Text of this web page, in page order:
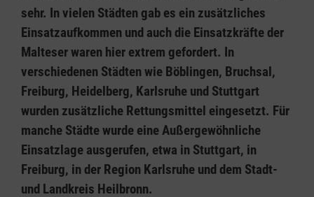
sehr. In vielen Städten gab es ein zusätzliches
Einsatzaufkommen und auch die Einsatzkräfte der
Malteser waren hier extrem gefordert. In
verschiedenen Städten wie Böblingen, Bruchsal,
Freiburg, Heidelberg, Karlsruhe und Stuttgart
wurden zusätzliche Rettungsmittel eingesetzt. Für
manche Städte wurde eine Außergewöhnliche
Einsatzlage ausgerufen, etwa in Stuttgart, in
Freiburg, in der Region Karlsruhe und dem Stadt-
und Landkreis Heilbronn.